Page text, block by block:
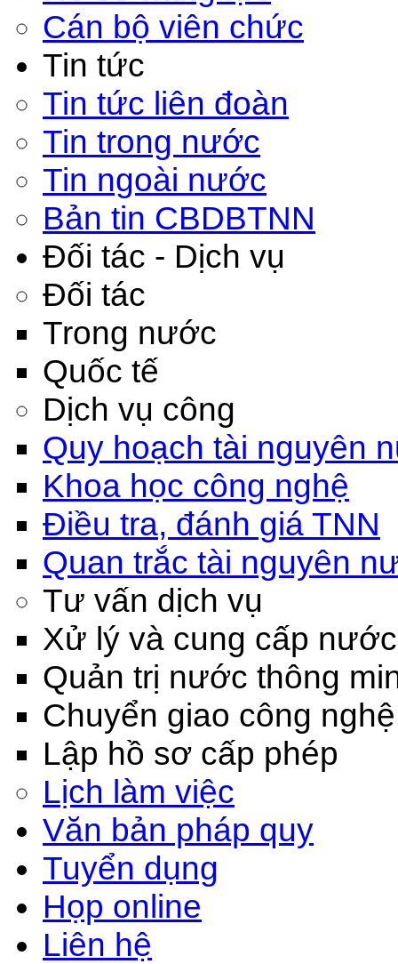
Cán bộ viên chức
Tin tức
Tin tức liên đoàn
Tin trong nước
Tin ngoài nước
Bản tin CBDBTNN
Đối tác - Dịch vụ
Đối tác
Trong nước
Quốc tế
Dịch vụ công
Quy hoạch tài nguyên
Khoa học công nghệ
Điều tra, đánh giá TNN
Quan trắc tài nguyên
Tư vấn dịch vụ
Xử lý và cung cấp nước
Quản trị nước thông
Chuyển giao công nghệ
Lập hồ sơ cấp phép
Lịch làm việc
Văn bản pháp quy
Tuyển dụng
Họp online
Liên hệ